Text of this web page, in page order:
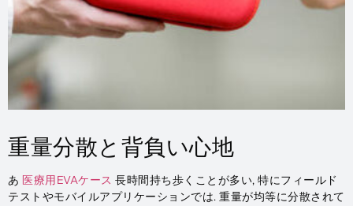
重量分散と背負い心地
あ 医療用EVAケース 長時間持ち歩くことが多い, 特にフィールド
テストやモバイルアプリケーションでは. 重量が均等に分散されて